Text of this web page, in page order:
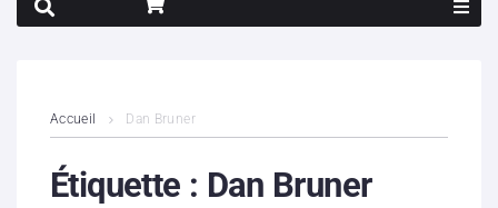
Contenus litigieux
Accueil Dan Bruner
Étiquette : Dan Bruner